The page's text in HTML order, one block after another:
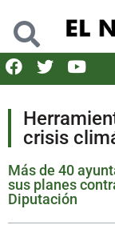
crisis
Más de 40
sus planes
Diputación